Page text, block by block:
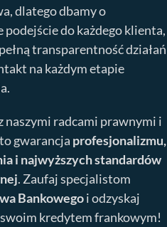
dlatego dbamy o
do każdego klienta,
transparentność działań
na każdym etapie
naszymi radcami prawnymi i
gwarancja profesjonalizmu,
i najwyższych standardów
. Zaufaj specjalistom
Bankowegoi odzyskaj
kredytem frankowym!